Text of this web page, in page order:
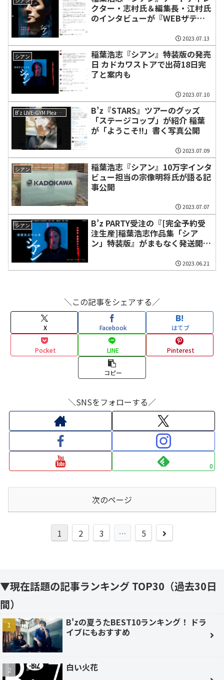
クター・志村氏＆編集長・江村氏
のインタビューが『WEBザテレ
2023.07.13
シアン
稲葉浩志『シアン』特装版の発売
日 カドカワストアで出荷18日完
了と案内も
2023.07.10
B'z LIVE-GYM Pleasure 2023 -STARS-
B’z『STARS』ツアーのグッズ
「ステージコップ」が紹介 稲葉
が「ようこそ!!」書く写真公開
2023.07.09
シアン
稲葉浩志『シアン』10万字インタ
ビュー担当の宗像明将氏が語る記
事公開
2023.07.07
シアン
B’z PARTY受注の『[完全予約受
注生産]稲葉浩志作品集「シア
ン」特装版』がまもなく発送開始
2023.06.21
＼この記事をシェアする／
X Facebook はてブ
Pocket LINE Pinterest
コピー
＼SNSをフォローする／
0
次のページ
1 2 3 … 5
次
▼現在話題の記事ランキング TOP30（過去30日
間）
B'zの夏うたBEST10ランキング！ ドラ
イブにもおすすめ
白い火花